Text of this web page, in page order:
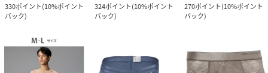
330ポイント(10%ポイント
バック)
324ポイント(10%ポイント
バック)
270ポイント(10%ポイント
バック)